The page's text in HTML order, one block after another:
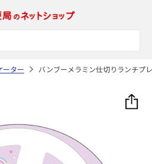
ーター バンブーメラミン仕切りランチプ